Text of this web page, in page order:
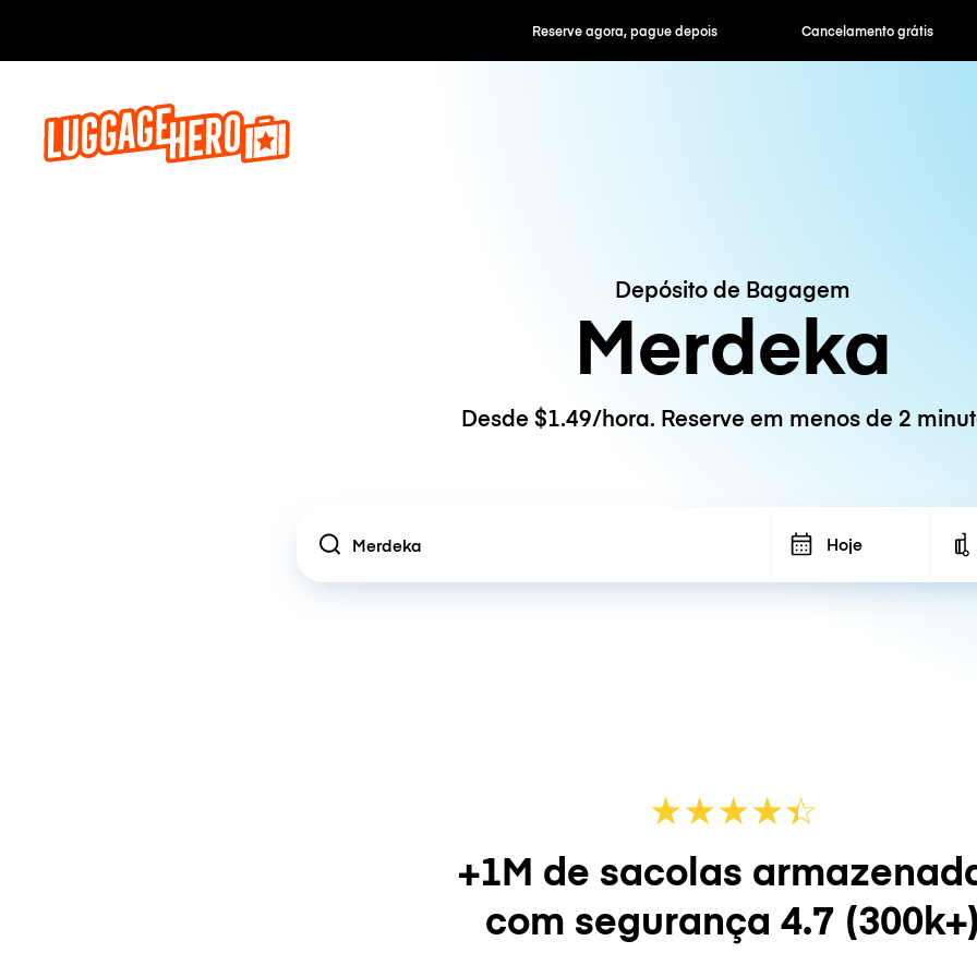
Reserve agora, pague depois Cancelamento grátis Tarifas
Depósito de Bagagem
Merdeka
Desde $1.49/hora. Reserve em menos de 2
Location Hoje
★★★★☆
★
+1M de sacolas
com segurança 4.7 (300k+)